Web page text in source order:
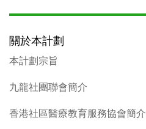
關於本計劃
本計劃宗旨
九龍社團聯會簡介
香港社區醫療教育服務協會簡介